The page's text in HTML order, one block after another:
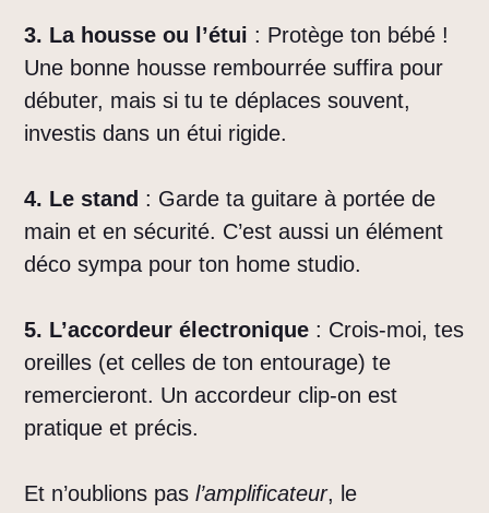
3. La housse ou l’étui : Protège ton bébé !
Une bonne housse rembourrée suffira pour
débuter, mais si tu te déplaces souvent,
investis dans un étui rigide.
4. Le stand : Garde ta guitare à portée de
main et en sécurité. C’est aussi un élément
déco sympa pour ton home studio.
5. L’accordeur électronique : Crois-moi, tes
oreilles (et celles de ton entourage) te
remercieront. Un accordeur clip-on est
pratique et précis.
Et n’oublions pasl’amplificateur, le